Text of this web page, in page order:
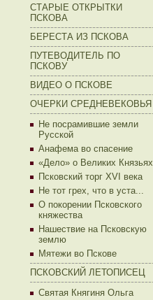
СТАРЫЕ ОТКРЫТКИ
ПСКОВА
БЕРЕСТА ИЗ ПСКОВА
ПУТЕВОДИТЕЛЬ ПО
ПСКОВУ
ВИДЕО О ПСКОВЕ
ОЧЕРКИ СРЕДНЕВЕКОВЬЯ
Не посрамившие земли
Русской
Анафема во спасение
«Дело» о Великих Князьях
Псковский торг XVI века
Не тот грех, что в уста...
О покорении Псковского
княжества
Нашествие на Псковскую
землю
Мятежи во Пскове
ПСКОВСКИЙ ЛЕТОПИСЕЦ
Святая Княгиня Ольга